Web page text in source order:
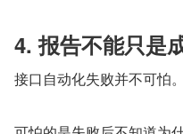
4. 报告不能只是
接口自动化失败并不可怕。